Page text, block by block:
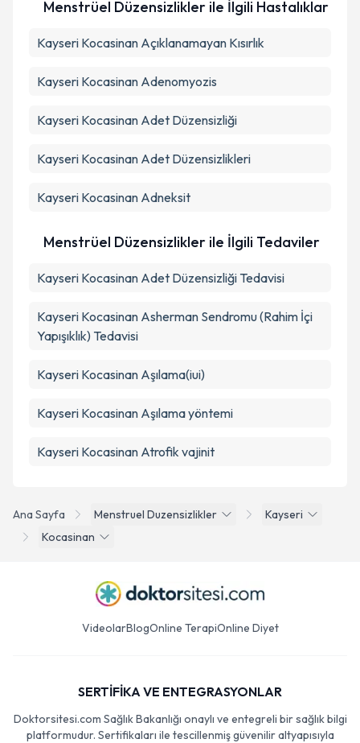
Ana Sayfa Menstruel Duzensizlikler
Kayseri
Kocasinan
Menstrüel Düzensizlikler ile İlgili Hastalıklar
Kayseri Kocasinan Açıklanamayan Kısırlık
Kayseri Kocasinan Adenomyozis
Kayseri Kocasinan Adet Düzensizliği
Kayseri Kocasinan Adet Düzensizlikleri
Kayseri Kocasinan Adneksit
Menstrüel Düzensizlikler ile İlgili Tedaviler
Kayseri Kocasinan Adet Düzensizliği Tedavisi
Kayseri Kocasinan Asherman Sendromu (Rahim İçi
Yapışıklık) Tedavisi
Kayseri Kocasinan Aşılama(iui)
Kayseri Kocasinan Aşılama yöntemi
Kayseri Kocasinan Atrofik vajinit
VideolarBlogOnline TerapiOnline Diyet
SERTİFİKA VE ENTEGRASYONLAR
Doktorsitesi.com Sağlık Bakanlığı onaylı ve entegreli bir sağlık bilgi
platformudur. Sertifikaları ile tescillenmiş güvenilir altyapısıyla